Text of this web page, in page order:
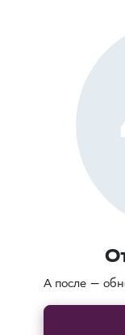
А после —